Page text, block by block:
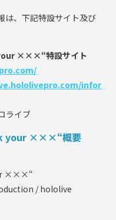
は、下記特設サイト及び
×××“特設サイト
infor
ライブ
your ×××“概要
×××“
/ hololive